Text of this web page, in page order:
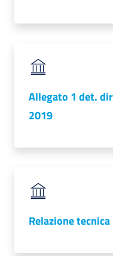
Allegato 1 det.
2019
Relazione